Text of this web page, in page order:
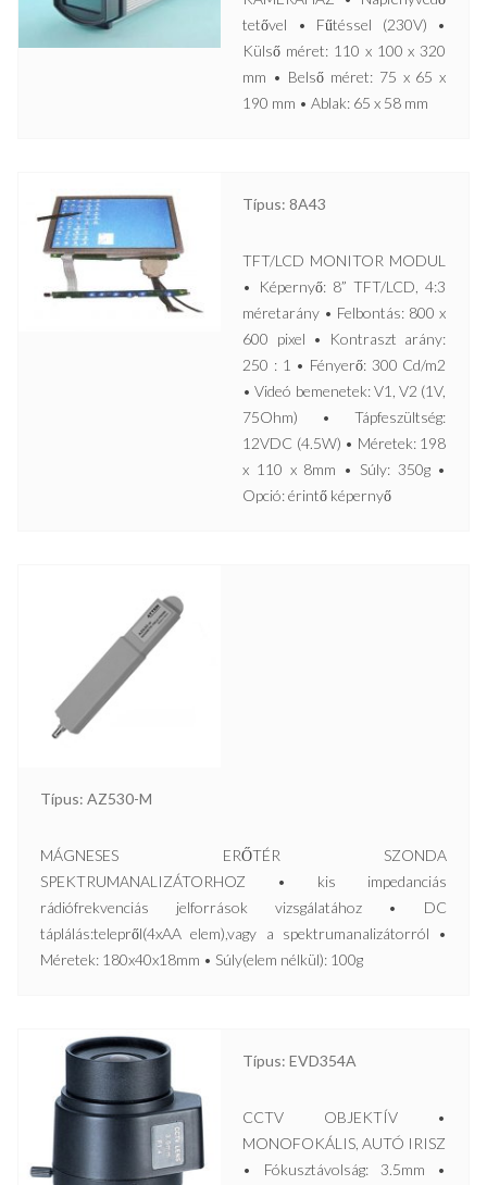
tetővel • Fűtéssel (230V) •
Külső méret: 110 x 100 x 320
mm • Belső méret: 75 x 65 x
190 mm • Ablak: 65 x 58 mm
Típus: 8A43
TFT/LCD MONITOR MODUL
• Képernyő: 8” TFT/LCD, 4:3
méretarány • Felbontás: 800 x
600 pixel • Kontraszt arány:
250 : 1 • Fényerő: 300 Cd/m2
• Videó bemenetek: V1, V2 (1V,
75Ohm) • Tápfeszültség:
12VDC (4.5W) • Méretek: 198
x 110 x 8mm • Súly: 350g •
Opció: érintő képernyő
Típus: AZ530-M
MÁGNESES ERŐTÉR SZONDA
SPEKTRUMANALIZÁTORHOZ • kis impedanciás
rádiófrekvenciás jelforrások vizsgálatához • DC
táplálás:telepről(4xAA elem),vagy a spektrumanalizátorról •
Méretek: 180x40x18mm • Súly(elem nélkül): 100g
Típus: EVD354A
CCTV OBJEKTÍV •
MONOFOKÁLIS, AUTÓ IRISZ
• Fókusztávolság: 3.5mm •